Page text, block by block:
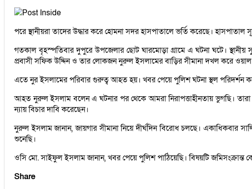
পরে স্থানীয়রা তাদের উদ্ধার করে হোমনা সদর হাসপাতালে ভর্তি করেছে।
গতকাল বৃহস্পতিবার দুপুরে উপজেলার ছোট ঘারমোড়া গ্রামে এ ঘটনা ঘটে।
প্রবাসী সফিক উদ্দিন ও তার লোকজন নুরুল ইসলামের বাড়ির সীমানা দখল করে
এতে নুর ইসলামের পরিবার গুরুত্ব আহত হয়। খবর পেয়ে পুলিশ ঘটনা স্থল পরিদর্শন করে
আহত নুরুল ইসলাম বলেন এ ঘটনার পর থেকে আমরা নিরাপত্তাহীনতায় ভুগছি। তারা
ন্যায় বিচার দাবি করেছেন।
নুরুল ইসলাম জানান, জায়গার সীমানা নিয়ে দীর্ঘদিন বিরোধ চলছে। একাধিকবার
শুনেছি।
ওসি মো. সাইফুল ইসলাম জানান, খবর পেয়ে পুলিশ পাঠিয়েছি। বিষয়টি
Share